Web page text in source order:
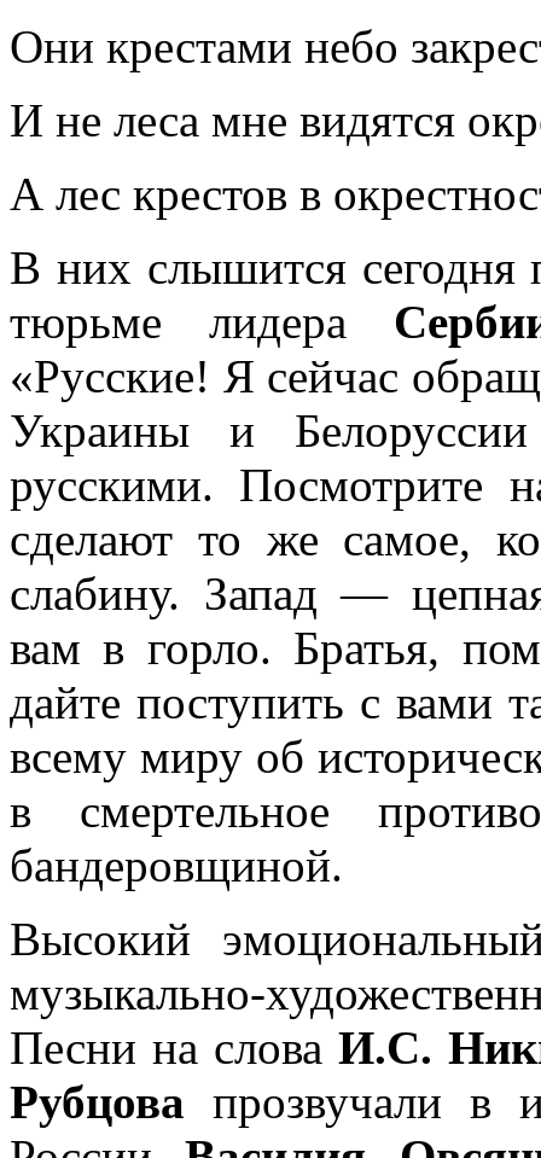
Они крестами небо
И не леса мне видятся
А лес крестов в
В них слышится сегодня
тюрьме лидера
«Русские! Я сейчас
Украины и
русскими. Посмотрите
сделают то же самое,
слабину. Запад —
вам в горло. Братья,
дайте поступить с
всему миру об
в смертельное
бандеровщиной.
Высокий
музыкально-
Песни на слова И.С.
Рубцова прозвучали в